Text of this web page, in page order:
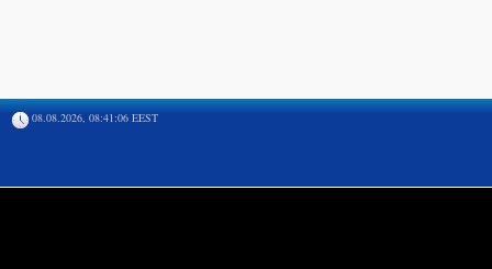
08.08.2026, 08:41:06 EEST